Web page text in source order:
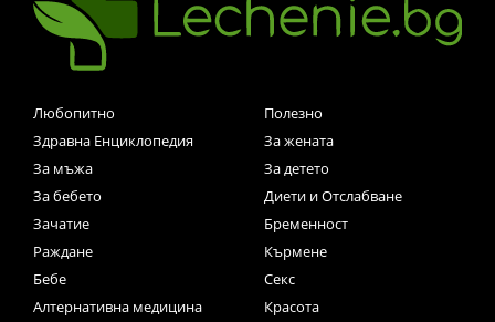
Любопитно
Полезно
Здравна Енциклопедия
За жената
За мъжа
За детето
За бебето
Диети и Отслабване
Зачатие
Бременност
Раждане
Кърмене
Бебе
Секс
Алтернативна медицина
Красота